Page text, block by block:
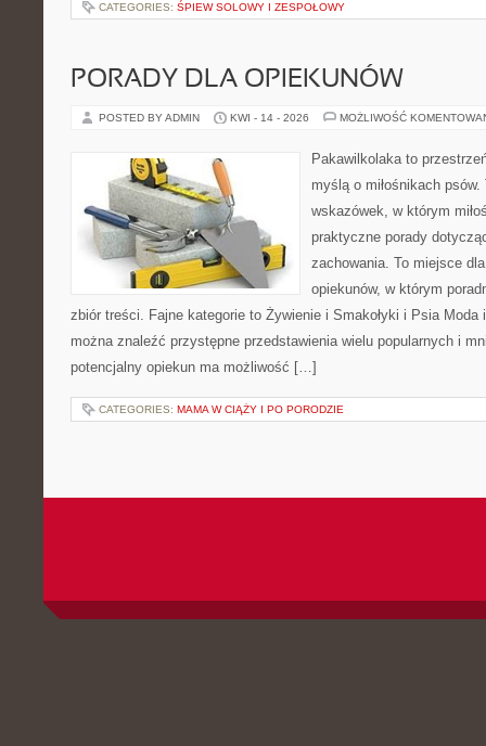
CATEGORIES: ŚPIEW SOLOWY I ZESPOŁOWY
PORADY DLA OPIEKUNÓW
POSTED BY ADMIN KWI - 14 - 2026 MOŻLIWOŚĆ
Pakawilkolaka to
myślą o miłośnikach
wskazówek, w którym
praktyczne porady
zachowania. To miejsce
opiekunów, w którym
zbiór treści. Fajne kategorie to Żywienie i Smakołyki i Psia Moda
można znaleźć przystępne przedstawienia wielu popularnych i
potencjalny opiekun ma możliwość […]
CATEGORIES: MAMA W CIĄŻY I PO PORODZIE